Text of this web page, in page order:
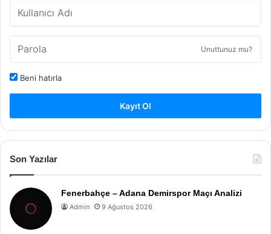
Unuttunuz mu?
Beni hatırla
Kayıt Ol
Son Yazılar
Fenerbahçe – Adana Demirspor Maçı Analizi
Admin 9 Ağustos 2026